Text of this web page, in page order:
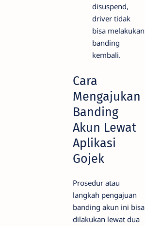
disuspend,
driver tidak
bisa melakukan
banding
kembali.
Cara
Mengajukan
Banding
Akun Lewat
Aplikasi
Gojek
Prosedur atau
langkah pengajuan
banding akun ini bisa
dilakukan lewat dua